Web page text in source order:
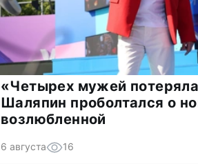
«Четырех мужей
Шаляпин проболтался о
возлюбленной
6 августа 16